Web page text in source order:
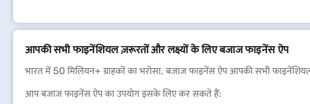
आपकी सभी फाइनेंशियल ज़रूरतों और लक्ष्यों के लिए बजाज फाइनेंस ऐप
भारत में 50 मिलियन+ ग्राहकों का भरोसा, बजाज फाइनेंस ऐप आपकी सभी
आप बजाज फाइनेंस ऐप का उपयोग इसके लिए कर सकते हैं: